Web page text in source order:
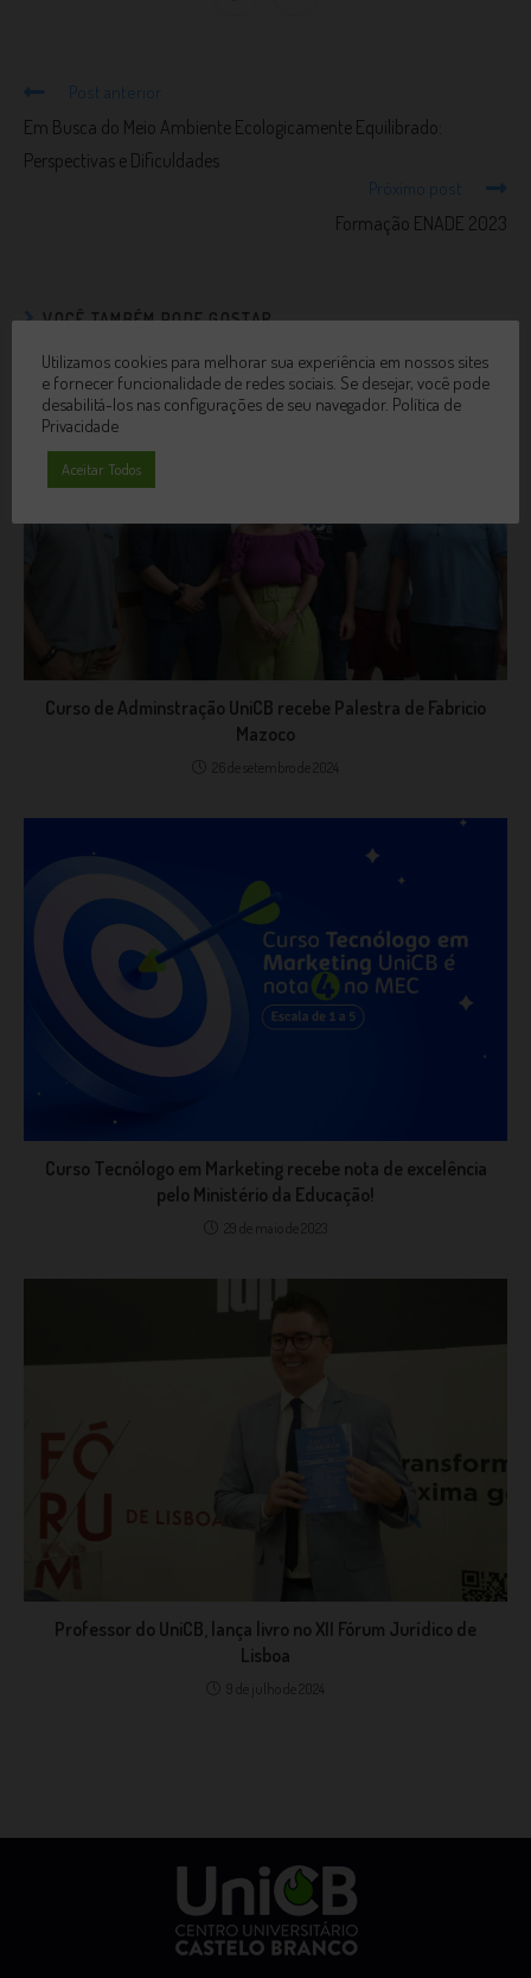
Post anterior
Em Busca do Meio Ambiente Ecologicamente Equilibrado:
Perspectivas e Dificuldades
Próximo post
Formação ENADE 2023
VOCÊ TAMBÉM PODE GOSTAR
Curso de Adminstração UniCB recebe Palestra de Fabricio
Mazoco
26 de setembro de 2024
Curso Tecnólogo em Marketing recebe nota de excelência
pelo Ministério da Educação!
29 de maio de 2023
Professor do UniCB, lança livro no XII Fórum Jurídico de
Lisboa
9 de julho de 2024
Utilizamos cookies para melhorar sua experiência em nossos sites
e fornecer funcionalidade de redes sociais. Se desejar, você pode
desabilitá-los nas configurações de seu navegador. Política de
Privacidade
Aceitar Todos